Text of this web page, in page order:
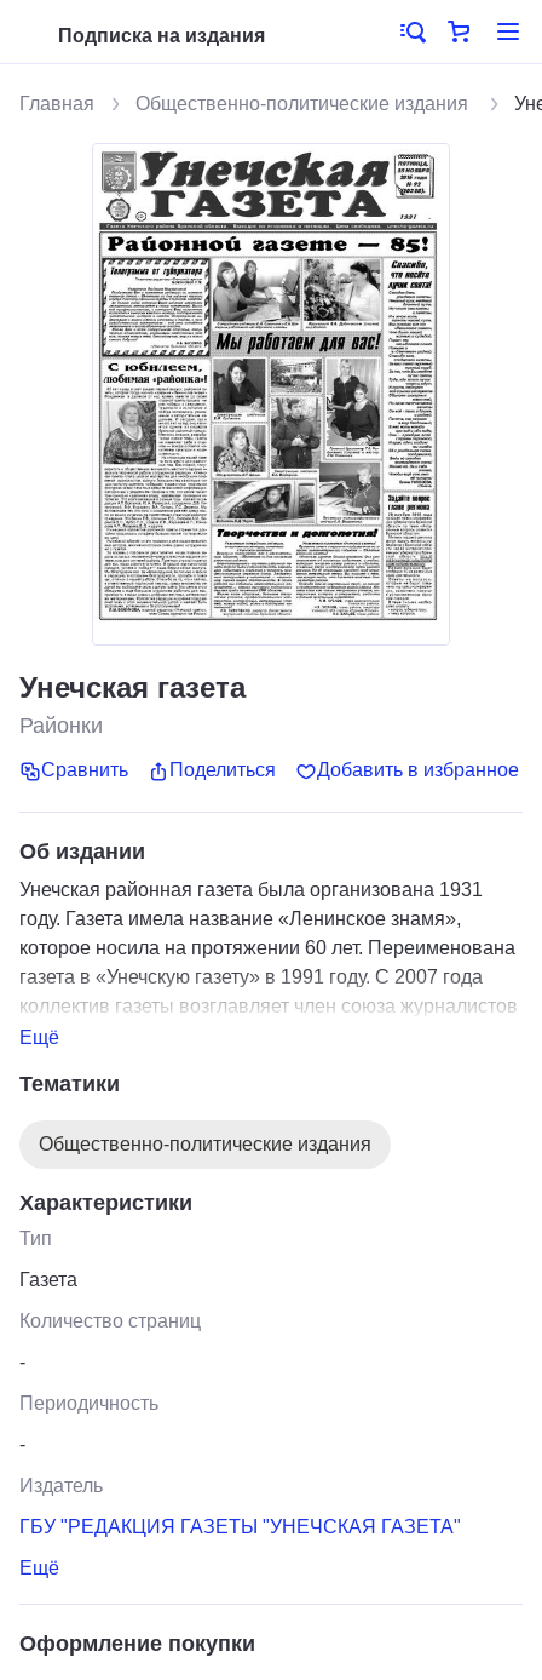
Подписка на издания
Главная Общественно-политические издания
Унечская газета
Районки
Сравнить Поделиться Добавить в избранное
Об издании
Унечская районная газета была организована 1931
году. Газета имела название «Ленинское знамя»,
которое носила на протяжении 60 лет. Переименована
газета в «Унечскую газету» в 1991 году. С 2007 года
коллектив газеты возглавляет член союза журналистов
РФ Людмила Михайловна Бобунова. На сегодняшний
экземпляров. Содержание газеты разнообразное. Это
производственных коллективах и о многом другом.
Ещё
Тематики
Общественно-политические издания
Характеристики
Тип
Газета
Количество страниц
-
Периодичность
-
Издатель
ГБУ "РЕДАКЦИЯ ГАЗЕТЫ "УНЕЧСКАЯ ГАЗЕТА"
Ещё
Оформление покупки